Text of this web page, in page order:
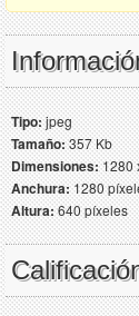
Tipo:jpeg
Tamaño:357 Kb
Dimensiones:1280
Anchura:1280
Altura:640 píxeles